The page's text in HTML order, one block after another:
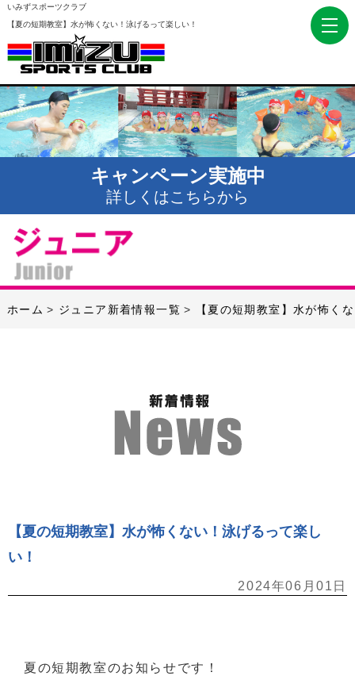
いみずスポーツクラブ
【夏の短期教室】水が怖くない！泳げるって楽しい！
キャンペーン実施中
詳しくはこちらから
ホーム ジュニア新着情報一覧 【夏の短期教室】水が怖く
【夏の短期教室】水が怖くない！泳げるって楽し
い！
2024年06月01日
夏の短期教室のお知らせです！